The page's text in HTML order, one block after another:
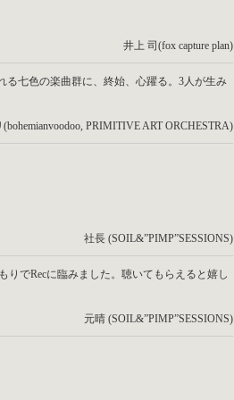
井上 司(fox capture plan)
七色の楽曲群に、終始、心躍る。3人が生み
PRIMITIVE ART ORCHESTRA)
社長 (SOIL&”PIMP”SESSIONS)
りでRecに臨みました。聴いてもらえると嬉し
元晴 (SOIL&”PIMP”SESSIONS)